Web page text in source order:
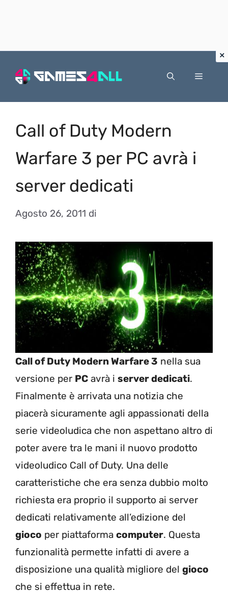
Menu
Call of Duty Modern
Warfare 3 per PC avrà i
server dedicati
Agosto 26, 2011 di
Call of Duty Modern Warfare 3 nella sua
versione per PC avrà i server dedicati.
Finalmente è arrivata una notizia che
piacerà sicuramente agli appassionati della
serie videoludica che non aspettano altro di
poter avere tra le mani il nuovo prodotto
videoludico Call of Duty. Una delle
caratteristiche che era senza dubbio molto
richiesta era proprio il supporto ai server
dedicati relativamente all’edizione del
gioco per piattaforma computer. Questa
funzionalità permette infatti di avere a
disposizione una qualità migliore del gioco
che si effettua in rete.